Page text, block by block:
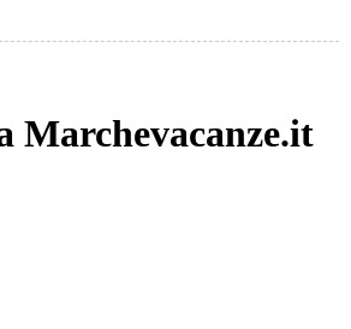
Marchevacanze.it